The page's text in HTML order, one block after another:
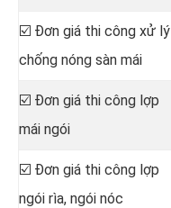
☑️ Đơn giá thi công xử lý
chống nóng sàn mái
☑️ Đơn giá thi công lợp
mái ngói
☑️ Đơn giá thi công lợp
ngói rìa, ngói nóc